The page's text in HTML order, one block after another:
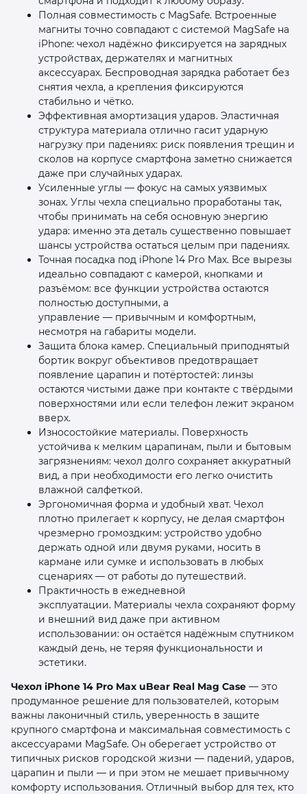
Полная совместимость с MagSafe. Встроенные
магниты точно совпадают с системой MagSafe на
iPhone: чехол надёжно фиксируется на зарядных
устройствах, держателях и магнитных
аксессуарах. Беспроводная зарядка работает без
снятия чехла, а крепления фиксируются
стабильно и чётко.
Эффективная амортизация ударов. Эластичная
структура материала отлично гасит ударную
нагрузку при падениях: риск появления трещин и
сколов на корпусе смартфона заметно снижается
даже при случайных ударах.
Усиленные углы — фокус на самых уязвимых
зонах. Углы чехла специально проработаны так,
чтобы принимать на себя основную энергию
удара: именно эта деталь существенно повышает
шансы устройства остаться целым при падениях.
Точная посадка под iPhone 14 Pro Max. Все вырезы
идеально совпадают с камерой, кнопками и
разъёмом: все функции устройства остаются
полностью доступными, а
управление — привычным и комфортным,
несмотря на габариты модели.
Защита блока камер. Специальный приподнятый
бортик вокруг объективов предотвращает
появление царапин и потёртостей: линзы
остаются чистыми даже при контакте с твёрдыми
поверхностями или если телефон лежит экраном
вверх.
Износостойкие материалы. Поверхность
устойчива к мелким царапинам, пыли и бытовым
загрязнениям: чехол долго сохраняет аккуратный
вид, а при необходимости его легко очистить
влажной салфеткой.
Эргономичная форма и удобный хват. Чехол
плотно прилегает к корпусу, не делая смартфон
чрезмерно громоздким: устройство удобно
держать одной или двумя руками, носить в
кармане или сумке и использовать в любых
сценариях — от работы до путешествий.
Практичность в ежедневной
эксплуатации. Материалы чехла сохраняют форму
и внешний вид даже при активном
использовании: он остаётся надёжным спутником
каждый день, не теряя функциональности и
эстетики.
Чехол iPhone 14 Pro Max uBear Real Mag Case — это
продуманное решение для пользователей, которым
важны лаконичный стиль, уверенность в защите
крупного смартфона и максимальная совместимость с
аксессуарами MagSafe. Он оберегает устройство от
типичных рисков городской жизни — падений, ударов,
царапин и пыли — и при этом не мешает привычному
комфорту использования. Отличный выбор для тех, кто